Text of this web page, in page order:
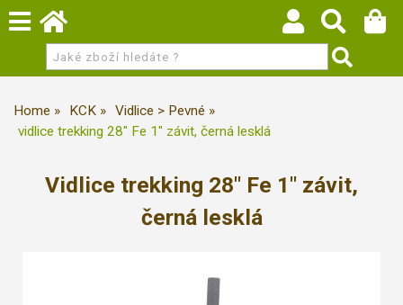
Home KCK
Vidlice > Pevné
vidlice trekking 28" Fe 1" závit, černá lesklá
Vidlice trekking 28" Fe 1" závit,
černá lesklá